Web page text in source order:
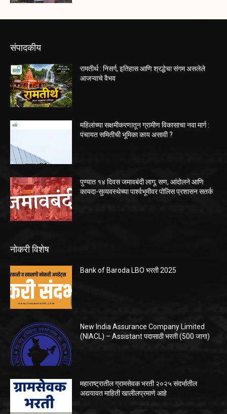
संपादकीय
रामतीर्थ : निसर्ग, इतिहास आणि श्रद्धेचा संगम असलेले
आजऱ्याचे वैभव
महिलांच्या सक्षमीकरणातून ग्रामीण विकासाचा नवा मार्ग :
पंचायत समितीची भूमिका काय असावी ?
पुण्यात १४ दिवस जमावबंदी लागू; सण, आंदोलने आणि
कायदा-सुव्यवस्थेच्या पार्श्वभूमीवर पोलिस प्रशासन सतर्क
नोकरी विशेष
Bank of Baroda LBO भरती 2025
New India Assurance Company Limited
(NIACL) – Assistant पदासाठी भरती (500 जागा)
महाराष्ट्रातील ग्रामसेवक भरती २०२५ संदर्भातील
अद्ययावत माहिती खालीलप्रमाणे आहे